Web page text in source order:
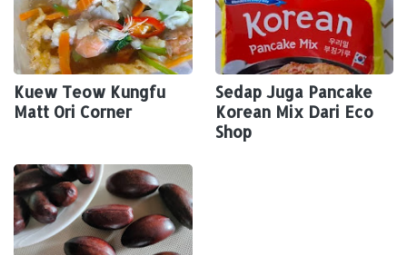
Kuew Teow Kungfu
Matt Ori Corner
Sedap Juga Pancake
Korean Mix Dari Eco
Shop